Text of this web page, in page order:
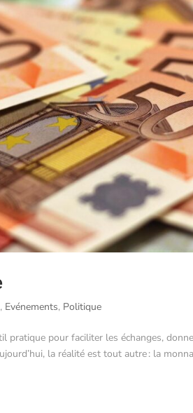
, Evénements, Politique
pratique pour faciliter les échanges,
la réalité est tout autre : la